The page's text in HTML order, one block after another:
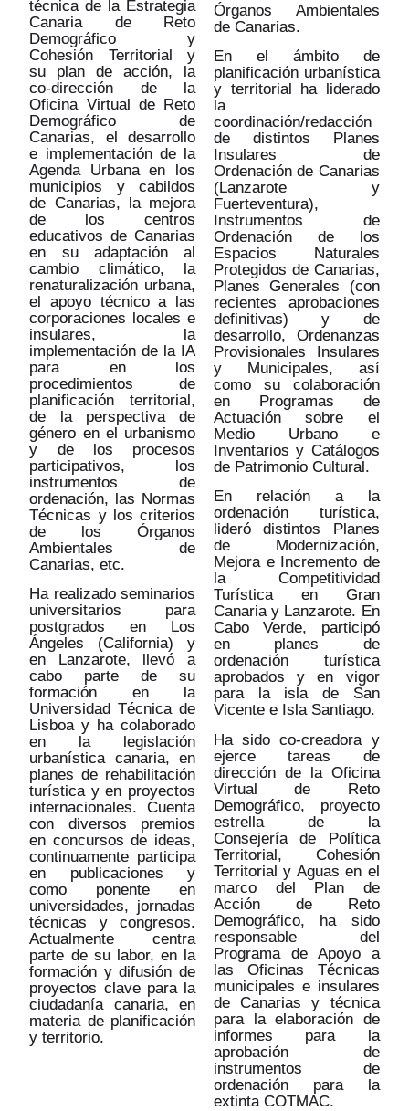
técnica de la Estrategia
Canaria de Reto
Demográfico y
Cohesión Territorial y
su plan de acción, la
co-dirección de la
Oficina Virtual de Reto
Demográfico de
Canarias, el desarrollo
e implementación de la
Agenda Urbana en los
municipios y cabildos
de Canarias, la mejora
de los centros
educativos de Canarias
en su adaptación al
cambio climático, la
renaturalización urbana,
el apoyo técnico a las
corporaciones locales e
insulares, la
implementación de la IA
para en los
procedimientos de
planificación territorial,
de la perspectiva de
género en el urbanismo
y de los procesos
participativos, los
instrumentos de
ordenación, las Normas
Técnicas y los criterios
de los Órganos
Ambientales de
Canarias, etc.
Ha realizado seminarios
universitarios para
postgrados en Los
Ángeles (California) y
en Lanzarote, llevó a
cabo parte de su
formación en la
Universidad Técnica de
Lisboa y ha colaborado
en la legislación
urbanística canaria, en
planes de rehabilitación
turística y en proyectos
internacionales. Cuenta
con diversos premios
en concursos de ideas,
continuamente participa
en publicaciones y
como ponente en
universidades, jornadas
técnicas y congresos.
Actualmente centra
parte de su labor, en la
formación y difusión de
proyectos clave para la
ciudadanía canaria, en
materia de planificación
y territorio.
Órganos Ambientales
de Canarias.
En el ámbito de
planificación urbanística
y territorial ha liderado
la
coordinación/redacción
de distintos Planes
Insulares de
Ordenación de Canarias
(Lanzarote y
Fuerteventura),
Instrumentos de
Ordenación de los
Espacios Naturales
Protegidos de Canarias,
Planes Generales (con
recientes aprobaciones
definitivas) y de
desarrollo, Ordenanzas
Provisionales Insulares
y Municipales, así
como su colaboración
en Programas de
Actuación sobre el
Medio Urbano e
Inventarios y Catálogos
de Patrimonio Cultural.
En relación a la
ordenación turística,
lideró distintos Planes
de Modernización,
Mejora e Incremento de
la Competitividad
Turística en Gran
Canaria y Lanzarote. En
Cabo Verde, participó
en planes de
ordenación turística
aprobados y en vigor
para la isla de San
Vicente e Isla Santiago.
Ha sido co-creadora y
ejerce tareas de
dirección de la Oficina
Virtual de Reto
Demográfico, proyecto
estrella de la
Consejería de Política
Territorial, Cohesión
Territorial y Aguas en el
marco del Plan de
Acción de Reto
Demográfico, ha sido
responsable del
Programa de Apoyo a
las Oficinas Técnicas
municipales e insulares
de Canarias y técnica
para la elaboración de
informes para la
aprobación de
instrumentos de
ordenación para la
extinta COTMAC.